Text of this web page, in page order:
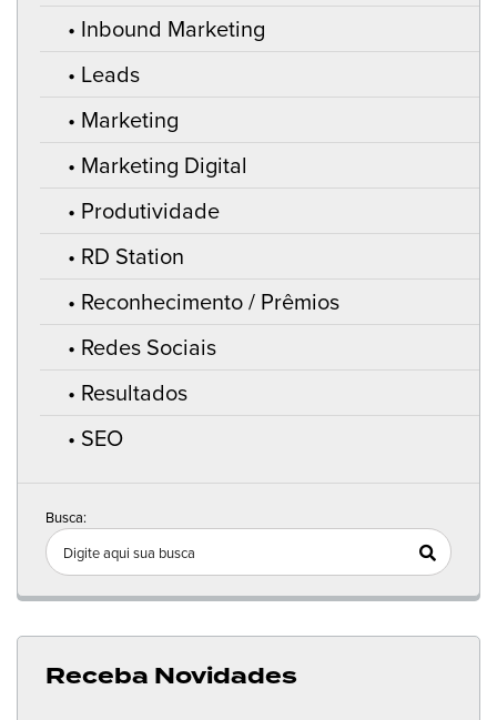
Inbound Marketing
Leads
Marketing
Marketing Digital
Produtividade
RD Station
Reconhecimento / Prêmios
Redes Sociais
Resultados
SEO
Busca:
Receba Novidades